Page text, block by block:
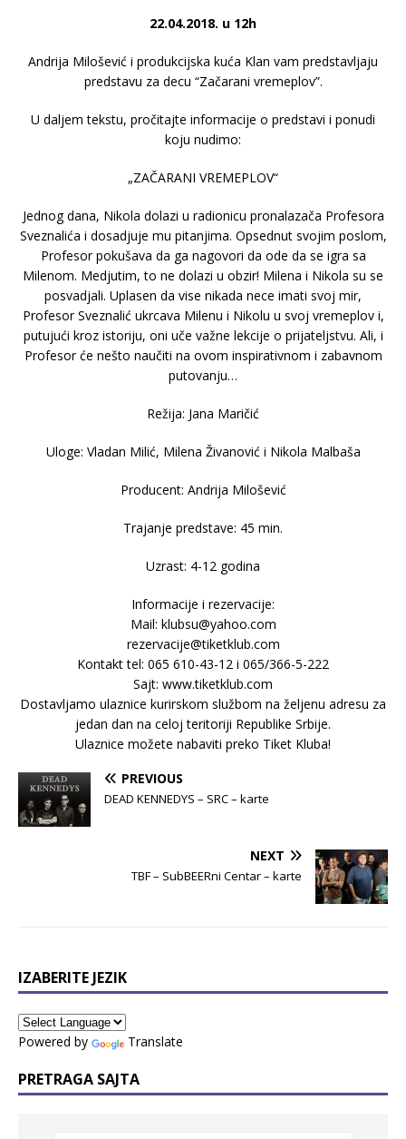
22.04.2018. u 12h
Andrija Milošević i produkcijska kuća Klan vam predstavljaju
predstavu za decu “Začarani vremeplov”.
U daljem tekstu, pročitajte informacije o predstavi i ponudi
koju nudimo:
„ZAČARANI VREMEPLOV“
Jednog dana, Nikola dolazi u radionicu pronalazača Profesora
Sveznalića i dosadjuje mu pitanjima. Opsednut svojim poslom,
Profesor pokušava da ga nagovori da ode da se igra sa
Milenom. Medjutim, to ne dolazi u obzir! Milena i Nikola su se
posvadjali. Uplasen da vise nikada nece imati svoj mir,
Profesor Sveznalić ukrcava Milenu i Nikolu u svoj vremeplov i,
putujući kroz istoriju, oni uče važne lekcije o prijateljstvu. Ali, i
Profesor će nešto naučiti na ovom inspirativnom i zabavnom
putovanju…
Režija: Jana Maričić
Uloge: Vladan Milić, Milena Živanović i Nikola Malbaša
Producent: Andrija Milošević
Trajanje predstave: 45 min.
Uzrast: 4-12 godina
Informacije i rezervacije:
Mail: klubsu@yahoo.com
rezervacije@tiketklub.com
Kontakt tel: 065 610-43-12 i 065/366-5-222
Sajt: www.tiketklub.com
Dostavljamo ulaznice kurirskom službom na željenu adresu za
jedan dan na celoj teritoriji Republike Srbije.
Ulaznice možete nabaviti preko Tiket Kluba!
PREVIOUS
DEAD KENNEDYS – SRC – karte
NEXT
TBF – SubBEERni Centar – karte
IZABERITE JEZIK
Powered by Translate
PRETRAGA SAJTA